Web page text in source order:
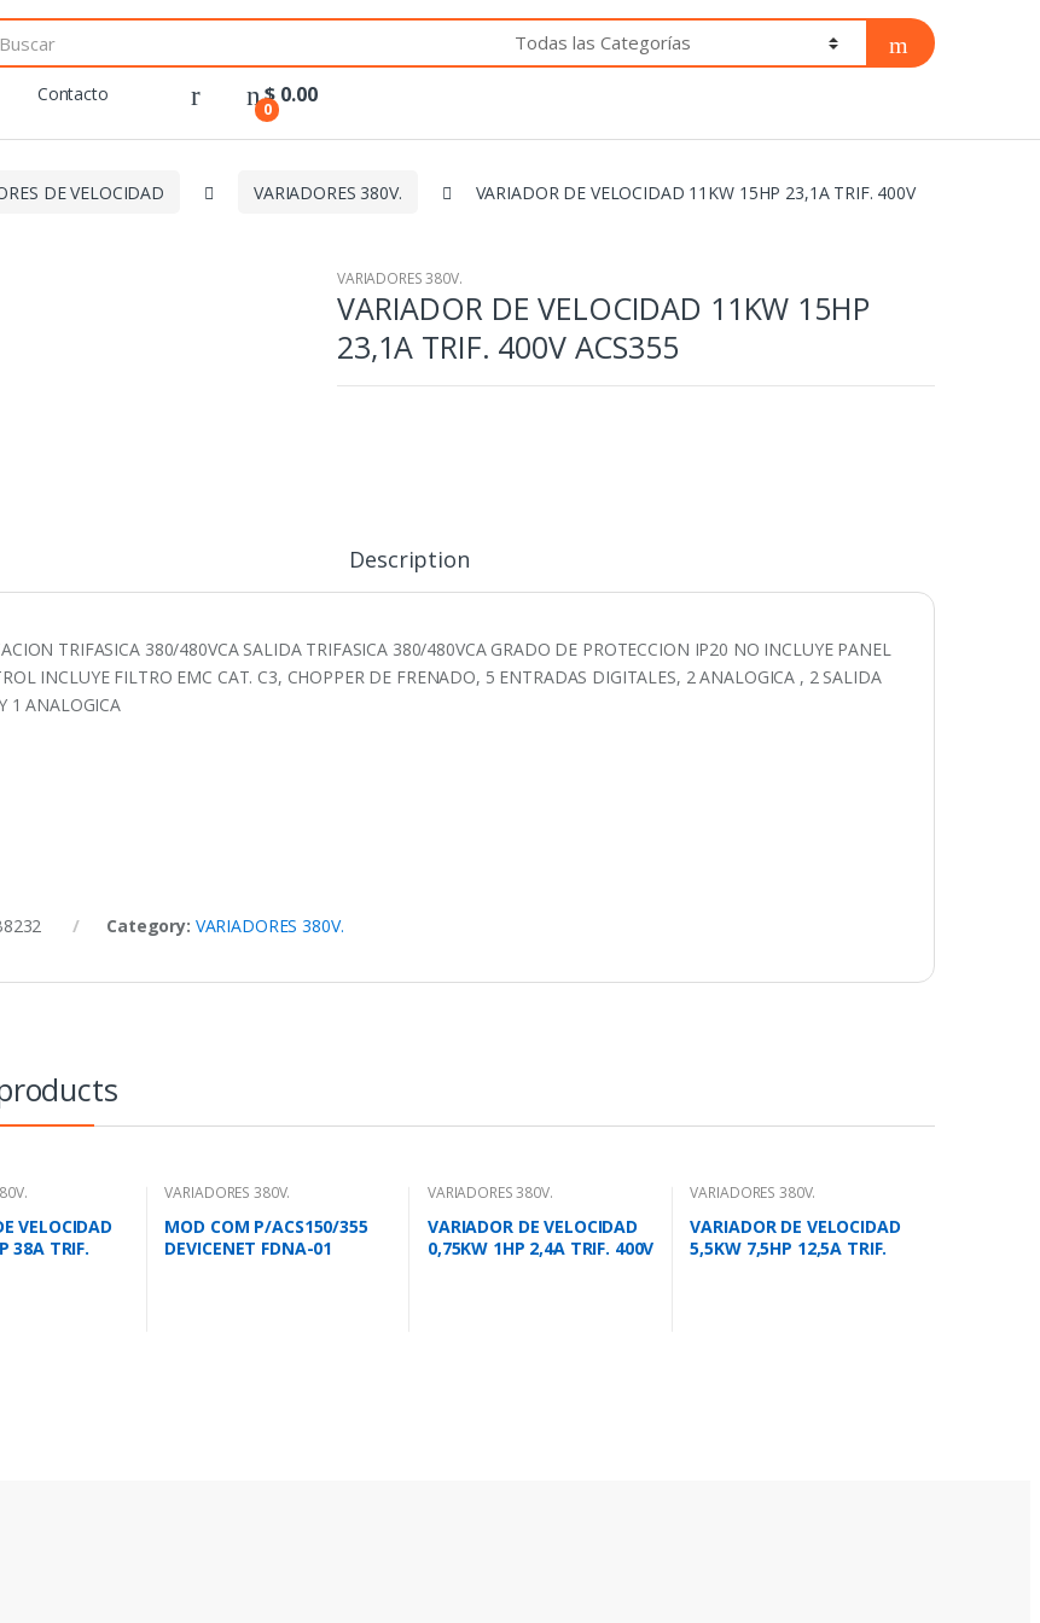
Contacto
0
$ 0.00
DE VELOCIDAD VARIADORES 380V.
VARIADOR DE VELOCIDAD 11KW 15HP 23,1A TRIF. 400V
VARIADORES 380V.
VARIADOR DE VELOCIDAD 11KW 15HP
23,1A TRIF. 400V ACS355
Description
TRIFASICA 380/480VCA SALIDA TRIFASICA 380/480VCA GRADO DE PROTECCION IP20 NO INCLUYE PANEL
INCLUYE FILTRO EMC CAT. C3, CHOPPER DE FRENADO, 5 ENTRADAS DIGITALES, 2 ANALOGICA , 2 SALIDA
1 ANALOGICA
Category: VARIADORES 380V.
VELOCIDAD
38A TRIF.
VARIADORES 380V.
MOD COM P/ACS150/355
DEVICENET FDNA-01
VARIADORES 380V.
VARIADOR DE VELOCIDAD
0,75KW 1HP 2,4A TRIF. 400V
VARIADORES 380V.
VARIADOR DE VELOCIDAD
5,5KW 7,5HP 12,5A TRIF.